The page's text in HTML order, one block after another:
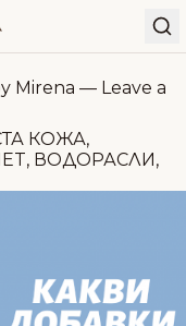
Mirena — Leave a
КОЖА,
ВОДОРАСЛИ,